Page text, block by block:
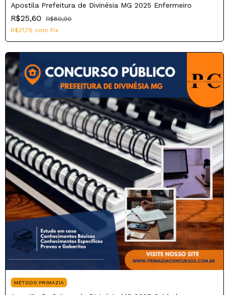
Apostila Prefeitura de Divinésia MG 2025 Enfermeiro
R$25,60
R$80,00
R$21,76 com Pix
MÉTODO PRIMAZIA